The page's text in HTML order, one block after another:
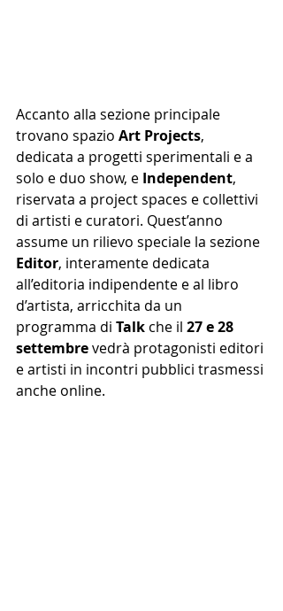
Accanto alla sezione principale
trovano spazio Art Projects,
dedicata a progetti sperimentali e a
solo e duo show, e Independent,
riservata a project spaces e collettivi
di artisti e curatori. Quest’anno
assume un rilievo speciale la sezione
Editor, interamente dedicata
all’editoria indipendente e al libro
d’artista, arricchita da un
programma di Talk che il 27 e 28
settembre vedrà protagonisti editori
e artisti in incontri pubblici trasmessi
anche online.